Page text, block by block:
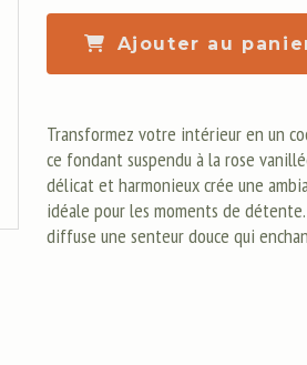
Ajouter au
Transformez votre intérieur en un
ce fondant suspendu à la rose
délicat et harmonieux crée une
idéale pour les moments de
diffuse une senteur douce qui